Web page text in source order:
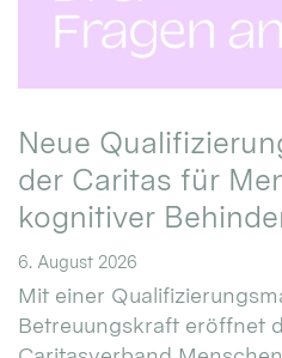
Neue
der Caritas für
kognitiver
6. August 2026
Mit einer
Betreuungskraft eröffnet